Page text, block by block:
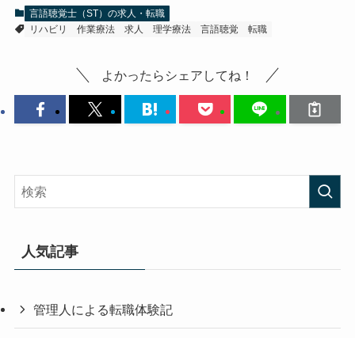
言語聴覚士（ST）の求人・転職
リハビリ
作業療法 求人 理学療法 言語聴覚 転職
よかったらシェアしてね！
人気記事
管理人による転職体験記